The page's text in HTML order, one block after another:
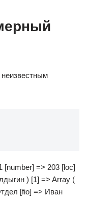
[number] => 203 [loc]
) [1] => Array (
[fio] => Иван